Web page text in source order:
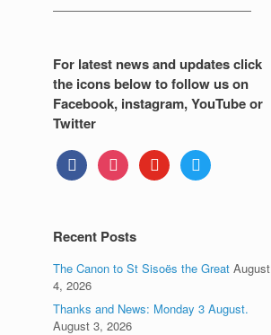
—————————————————
For latest news and updates click
the icons below to follow us on
Facebook, instagram, YouTube or
Twitter
facebookinstagramyoutube twitter
Recent Posts
The Canon to St Sisoës the Great August
4, 2026
Thanks and News: Monday 3 August.
August 3, 2026